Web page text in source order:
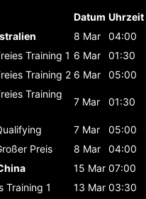
Datum Uhrzeit
8 Mar
04:00
Training 1 6 Mar
01:30
Training 2 6 Mar
05:00
Training
7 Mar 01:30
7 Mar
05:00
Preis 8 Mar
04:00
15 Mar 07:00
Training 1 13 Mar 03:30